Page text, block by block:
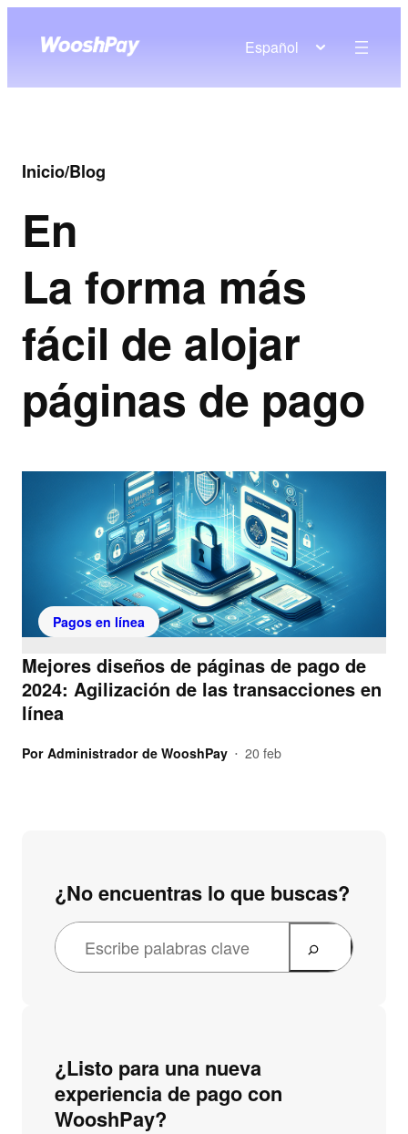
Español
Inicio/Blog
En
La forma más
fácil de alojar
páginas de pago
Pagos en línea
Mejores diseños de páginas de pago de
2024: Agilización de las transacciones en
línea
Por Administrador de WooshPay • 20 feb
¿No encuentras lo que buscas?
¿Listo para una nueva
experiencia de pago con
WooshPay?